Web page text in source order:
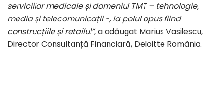
serviciilor medicale și domeniul TMT – tehnologie,
media și telecomunicații -, la polul opus fiind
construcțiile și retailul”, a adăugat Marius Vasilescu,
Director Consultanță Financiară, Deloitte România.